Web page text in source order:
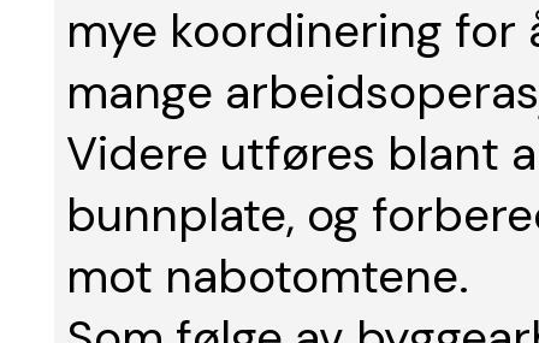
mye koordinering for
mange
Videre utføres blant
bunnplate, og
mot nabotomtene.